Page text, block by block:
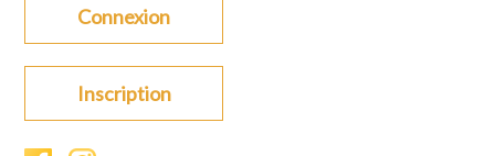
Connexion
Inscription